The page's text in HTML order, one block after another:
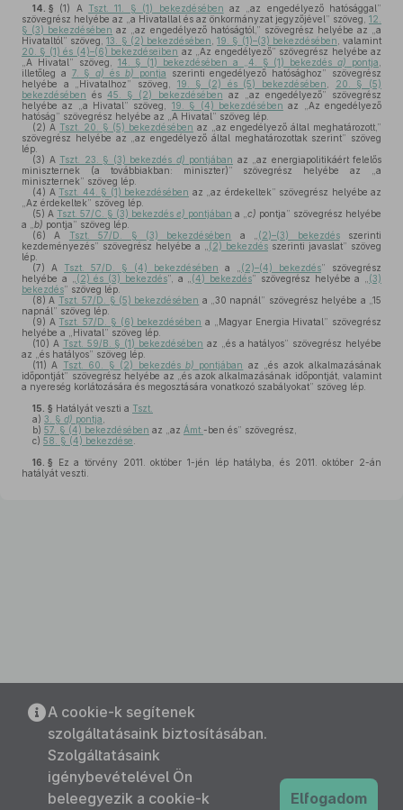
14. § (1) A Tszt. 11. § (1) bekezdésében az „az engedélyező hatósággal”
szövegrész helyébe az „a Hivatallal és az önkormányzat jegyzőjével” szöveg, 12.
§ (3) bekezdésében az „az engedélyező hatóságtól,” szövegrész helyébe az „a
Hivataltól” szöveg,13. § (2) bekezdésében ,19. § (1)–(3) bekezdésében , valamint
20. § (1) és (4)–(6) bekezdéseiben az „Az engedélyező” szövegrész helyébe az
„A Hivatal” szöveg, 14. § (1) bekezdésében a „4. § (1) bekezdésa) pontja
illetőleg a 7. §a) és b) pontja szerinti engedélyező hatósághoz” szövegrész
helyébe a „Hivatalhoz” szöveg, 19. § (2) és (5) bekezdésében
20. § (5)
bekezdésében és45. § (2) bekezdésében az „az engedélyező” szövegrész
helyébe az „a Hivatal” szöveg, 19. § (4) bekezdésében az „Az engedélyező
hatóság” szövegrész helyébe az „A Hivatal” szöveg lép.
(2) A Tszt. 20. § (5) bekezdésében az „az engedélyező által meghatározott,”
szövegrész helyébe az „az engedélyező által meghatározottak szerint” szöveg
lép.
(3) A Tszt. 23. § (3) bekezdés d) pontjában az „az energiapolitikáért felelős
miniszternek (a továbbiakban: miniszter)” szövegrész helyébe az „a
miniszternek” szöveg lép.
(4) A Tszt. 44. § (1) bekezdésében az „az érdekeltek” szövegrész helyébe az
„Az érdekeltek” szöveg lép.
(5) A Tszt. 57/C. § (3) bekezdés e) pontjában a „ c) pontja” szövegrész helyébe
a „ b) pontja” szöveg lép.
(6) A Tszt. 57/D. § (3) bekezdésében a „ (2)–(3) bekezdésszerinti
kezdeményezés” szövegrész helyébe a „ (2) bekezdés szerinti javaslat” szöveg
lép.
(7) A Tszt. 57/D. § (4) bekezdésében a „ (2)–(4) bekezdés” szövegrész
helyébe a „
(2) és (3) bekezdés”, a „ (4) bekezdés” szövegrész helyébe a „ (3)
bekezdés” szöveg lép.
(8) A Tszt. 57/D. § (5) bekezdésében a „30 napnál” szövegrész helyébe a „15
napnál” szöveg lép.
(9) A Tszt. 57/D. § (6) bekezdésében a „Magyar Energia Hivatal” szövegrész
helyébe a „Hivatal” szöveg lép.
(10) A Tszt. 59/B. § (1) bekezdésében az „és a hatályos” szövegrész helyébe
az „és hatályos” szöveg lép.
(11) A Tszt. 60. § (2) bekezdés b) pontjában az „és azok alkalmazásának
időpontját” szövegrész helyébe az „és azok alkalmazásának időpontját, valamint
a nyereség korlátozására és megosztására vonatkozó szabályokat” szöveg lép.
15. § Hatályát veszti a Tszt.
a) 3. § d) pontja
b) 57. § (4) bekezdésében az „az Ámt. -ben és” szövegrész,
c) 58. § (4) bekezdése
16. § Ez a törvény 2011. október 1-jén lép hatályba, és 2011. október 2-án
hatályát veszti.
A cookie-k segítenek
szolgáltatásaink biztosításában.
Szolgáltatásaink
igénybevételével Ön
beleegyezik a cookie-k
Elfogadom